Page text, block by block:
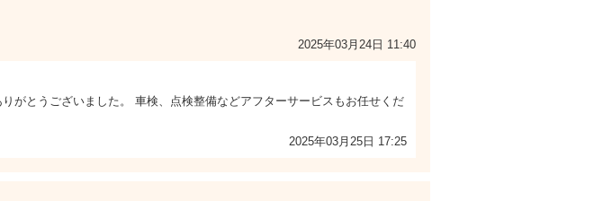
2025年03月24日 11:40
がとうございました。 車検、点検整備などアフターサービスもお任せくだ
2025年03月25日 17:25